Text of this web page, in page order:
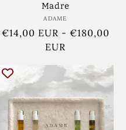
Madre
Ponudnik:
ADAME
Redna
€14,00 EUR - €180,00
EUR